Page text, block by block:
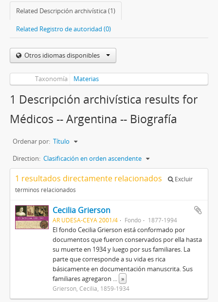
Related Descripción archivística (1)
Related Registro de autoridad (0)
Otros idiomas disponibles
Taxonomía Materias
1 Descripción archivística results for
Médicos -- Argentina -- Biografía
Ordenar por: Título
Direction: Clasificación en orden ascendente
1 resultados directamente relacionados
Excluir
términos relacionados
Cecilia Grierson
AR UDESA-CEYA 2001/4 Fondo 1877-1994
El fondo Cecilia Grierson está conformado por
documentos que fueron conservados por ella hasta
su muerte en 1934 y luego por sus familiares. La
parte que corresponde a su vida es rica
básicamente en documentación manuscrita. Sus
familiares agregaron ... »
Grierson, Cecilia, 1859-1934